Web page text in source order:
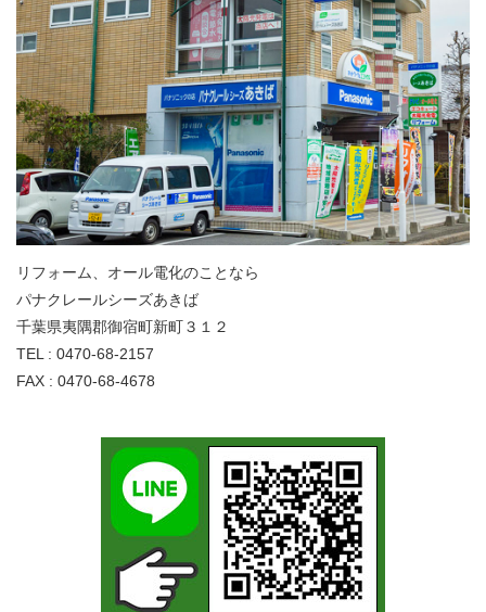
リフォーム、オール電化のことなら
パナクレールシーズあきば
千葉県夷隅郡御宿町新町３１２
TEL : 0470-68-2157
FAX : 0470-68-4678